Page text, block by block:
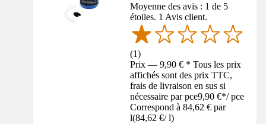
Moyenne des avis : 1 de 5
étoiles. 1 Avis client.
(1)
Prix — 9,90 € * Tous les prix
affichés sont des prix TTC,
frais de livraison en sus si
nécessaire par pce9,90 €*/ pce
Correspond à 84,62 € par
l(84,62 €/ l)